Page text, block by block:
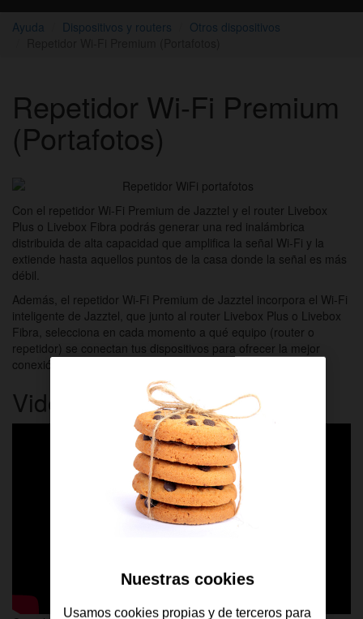
Ayuda Dispositivos y routers
Otros dispositivos
Repetidor Wi-Fi Premium
(Portafotos)
Con el repetidor Wi-Fi Premium de Jazztel y el router Livebox
Plus o Livebox Fibra podrás generar una red inalámbrica
distribuida de alta capacidad que amplifica la señal Wi-Fi y la
extiende hasta aquellos puntos de la casa donde la señal es más
débil.
Además, el repetidor Wi-Fi Premium de Jazztel incorpora el Wi-Fi
inteligente de Jazztel, que junto al router Livebox Plus o Livebox
Fibra, selecciona en cada momento a qué equipo (router o
repetidor) se conectan tus dispositivos para ofrecer la mejor
conexión Wi-Fi disponible sin que tengas que hacer nada.
Videotutorial
Nuestras cookies
Usamos cookies propias y de terceros para